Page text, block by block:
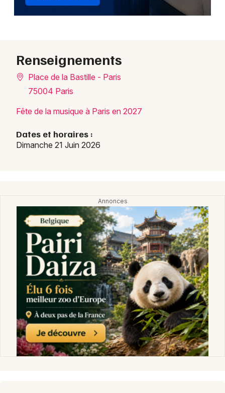
Renseignements
Place de la Bastille - Paris
75004 Paris
Fête de la musique à Paris en 2027
Dates et horaires :
Dimanche 21 Juin 2026